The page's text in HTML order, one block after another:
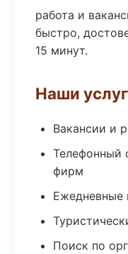
работа и
быстро,
15 минут.
Наши
Вакансии и
Телефонный
фирм
Ежедневные
Поиск по